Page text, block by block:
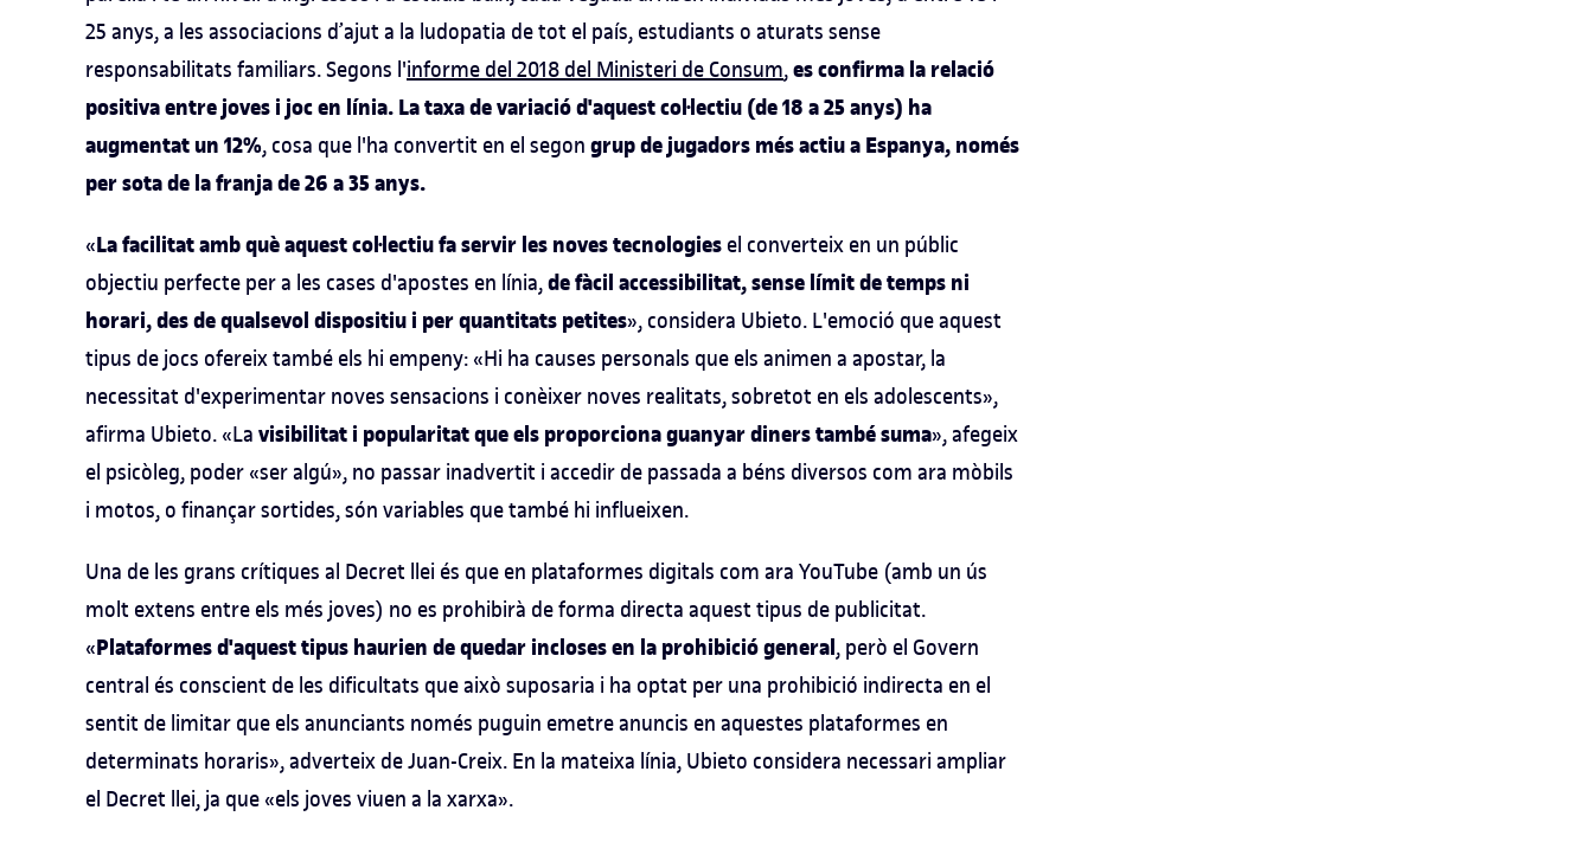
25 anys, a les associacions d’ajut a la ludopatia de tot el país, estudiants o aturats sense
responsabilitats familiars. Segons l'informe del 2018 del Ministeri de Consum,es confirma la relació
positiva entre joves i joc en línia. La taxa de variació d'aquest col·lectiu (de 18 a 25 anys) ha
augmentat un 12%, cosa que l'ha convertit en el segon grup de jugadors més actiu a Espanya, només
per sota de la franja de 26 a 35 anys.
«La facilitat amb què aquest col·lectiu fa servir les noves tecnologies el converteix en un públic
objectiu perfecte per a les cases d'apostes en línia,de fàcil accessibilitat, sense límit de temps ni
horari, des de qualsevol dispositiu i per quantitats petites», considera Ubieto. L'emoció que aquest
tipus de jocs ofereix també els hi empeny: «Hi ha causes personals que els animen a apostar, la
necessitat d'experimentar noves sensacions i conèixer noves realitats, sobretot en els adolescents»,
afirma Ubieto. «La visibilitat i popularitat que els proporciona guanyar diners també suma», afegeix
el psicòleg, poder «ser algú», no passar inadvertit i accedir de passada a béns diversos com ara mòbils
i motos, o finançar sortides, són variables que també hi influeixen.
Una de les grans crítiques al Decret llei és que en plataformes digitals com ara YouTube (amb un ús
molt extens entre els més joves) no es prohibirà de forma directa aquest tipus de publicitat.
«Plataformes d'aquest tipus haurien de quedar incloses en la prohibició general, però el Govern
central és conscient de les dificultats que això suposaria i ha optat per una prohibició indirecta en el
sentit de limitar que els anunciants només puguin emetre anuncis en aquestes plataformes en
determinats horaris», adverteix de Juan-Creix. En la mateixa línia, Ubieto considera necessari ampliar
el Decret llei, ja que «els joves viuen a la xarxa».